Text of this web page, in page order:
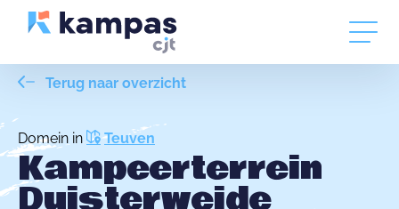
Terug naar overzicht
Domein in Teuven
Kampeerterrein